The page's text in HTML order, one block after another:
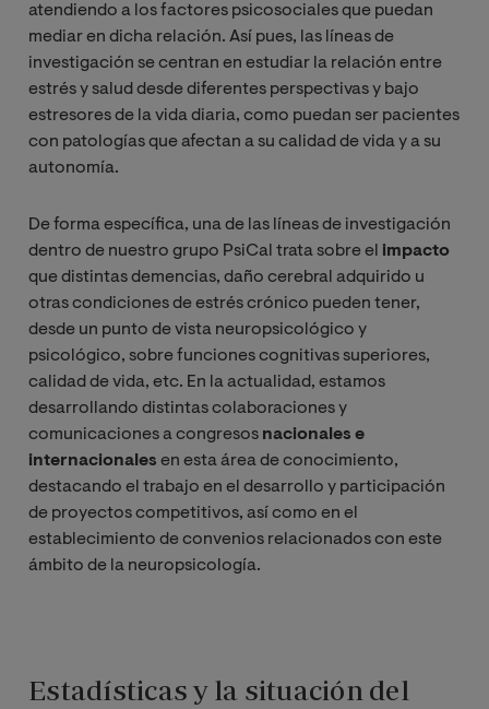
atendiendo a los factores psicosociales que puedan
mediar en dicha relación. Así pues, las líneas de
investigación se centran en estudiar la relación entre
estrés y salud desde diferentes perspectivas y bajo
estresores de la vida diaria, como puedan ser pacientes
con patologías que afectan a su calidad de vida y a su
autonomía.
De forma específica, una de las líneas de investigación
dentro de nuestro grupo PsiCal trata sobre el impacto
que distintas demencias, daño cerebral adquirido u
otras condiciones de estrés crónico pueden tener,
desde un punto de vista neuropsicológico y
psicológico, sobre funciones cognitivas superiores,
calidad de vida, etc. En la actualidad, estamos
desarrollando distintas colaboraciones y
comunicaciones a congresos nacionales e
internacionales en esta área de conocimiento,
destacando el trabajo en el desarrollo y participación
de proyectos competitivos, así como en el
establecimiento de convenios relacionados con este
ámbito de la neuropsicología.
Estadísticas y la situación del